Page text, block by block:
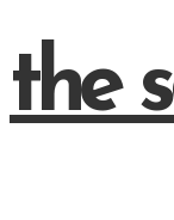
the